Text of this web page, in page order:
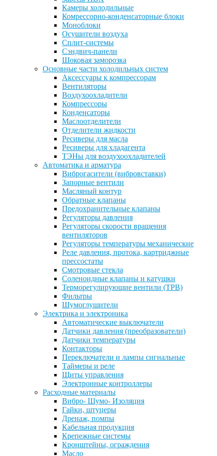
Камеры холодильные
Комрессорно-конденсаторные блоки
Моноблоки
Осушители воздуха
Сплит-системы
Сэндвич-панели
Шоковая заморозка
Основные части холодильных систем
Аксессуары к компрессорам
Вентиляторы
Воздухоохладители
Компрессоры
Конденсаторы
Маслоотделители
Отделители жидкости
Ресиверы для масла
Ресиверы для хладагента
ТЭНы для воздухоохладителей
Автоматика и арматура
Виброгасители (вибровставки)
Запорные вентили
Масляный контур
Обратные клапаны
Предохранительные клапаны
Регуляторы давления
Регуляторы скорости вращения
вентиляторов
Регуляторы температуры механические
Реле давления, протока, картриджные
прессостаты
Смотровые стекла
Соленоидные клапаны и катушки
Терморегулирующие вентили (ТРВ)
Фильтры
Шумоглушители
Электрика и электроника
Автоматические выключатели
Датчики давления (преобразователи)
Датчики температуры
Контакторы
Переключатели и лампы сигнальные
Таймеры и реле
Щиты управления
Электронные контроллеры
Расходные материалы
Вибро- Шумо- Изоляция
Гайки, штуцеры
Дренаж, помпы
Кабельная продукция
Крепежные системы
Кронштейны, ограждения
Масло